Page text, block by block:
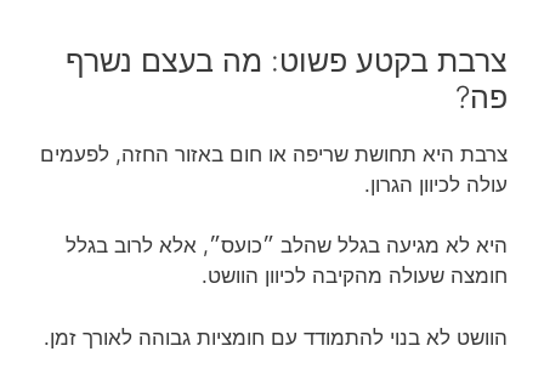
צרבת בקטע פשוט: מה בעצם נשרף
פה?
צרבת היא תחושת שריפה או חום באזור החזה, לפעמים
עולה לכיוון הגרון.
היא לא מגיעה בגלל שהלב ״כועס״, אלא לרוב בגלל
חומצה שעולה מהקיבה לכיוון הוושט.
הוושט לא בנוי להתמודד עם חומציות גבוהה לאורך זמן.